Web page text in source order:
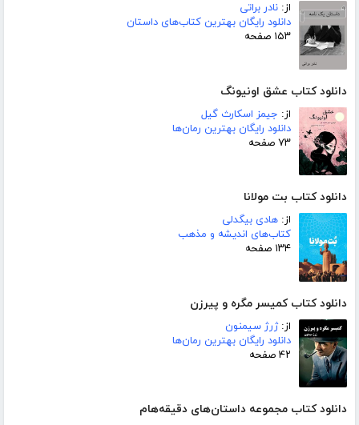
از: نادر براتی
دانلود رایگان بهترین کتاب‌های داستان
۱۵۳ صفحه
دانلود کتاب عشق اونیونگ
از: جیمز اسکارث گیل
دانلود رایگان بهترین رمان‌ها
۷۳ صفحه
دانلود کتاب بت مولانا
از: هادی بیگدلی
کتاب‌های اندیشه و مذهب
۱۳۴ صفحه
دانلود کتاب کمیسر مگره و پیرزن
از:ژرژ سیمنون
دانلود رایگان بهترین رمان‌ها
۴۲ صفحه
دانلود کتاب مجموعه داستان‌های دقیقه‌هام